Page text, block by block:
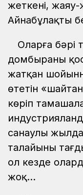
жеткені,
Айнабұлақты
Оларға бәрі
домбыраның
жатқан
өтетін
көріп
санаулы
талайының
ол кезде
жоқ…